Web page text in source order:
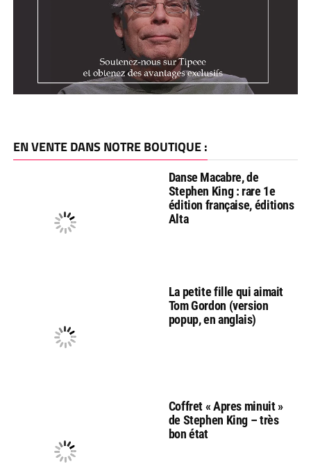
EN VENTE DANS NOTRE BOUTIQUE :
Danse Macabre, de
Stephen King : rare 1e
édition française, éditions
Alta
La petite fille qui aimait
Tom Gordon (version
popup, en anglais)
Coffret « Apres minuit »
de Stephen King – très
bon état